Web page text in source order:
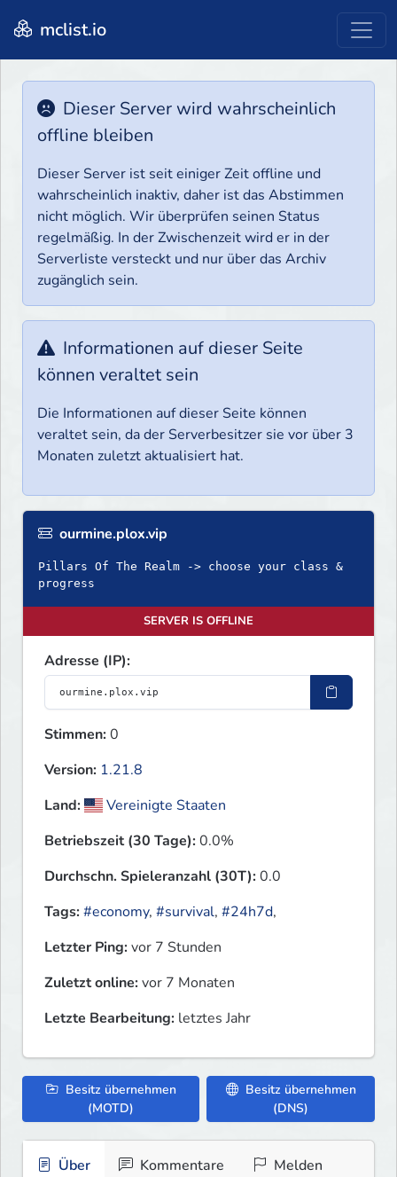
mclist.io
Dieser Server wird wahrscheinlich
offline bleiben
Dieser Server ist seit einiger Zeit offline und
wahrscheinlich inaktiv, daher ist das Abstimmen
nicht möglich. Wir überprüfen seinen Status
regelmäßig. In der Zwischenzeit wird er in der
Serverliste versteckt und nur über das Archiv
zugänglich sein.
Informationen auf dieser Seite
können veraltet sein
Die Informationen auf dieser Seite können
veraltet sein, da der Serverbesitzer sie vor über 3
Monaten zuletzt aktualisiert hat.
ourmine.plox.vip
Pillars Of The Realm -> choose your class &
progress
SERVER IS OFFLINE
Adresse (IP):
Stimmen:0
Version: 1.21.8
Land:
Vereinigte Staaten
Betriebszeit (30 Tage):0.0%
Durchschn. Spieleranzahl (30T):0.0
Tags:#economy, #survival, #24h7d,
Letzter Ping:vor 7 Stunden
Zuletzt online:vor 7 Monaten
Letzte Bearbeitung: letztes Jahr
Besitz übernehmen
(MOTD)
Besitz übernehmen
(DNS)
Über Kommentare Melden